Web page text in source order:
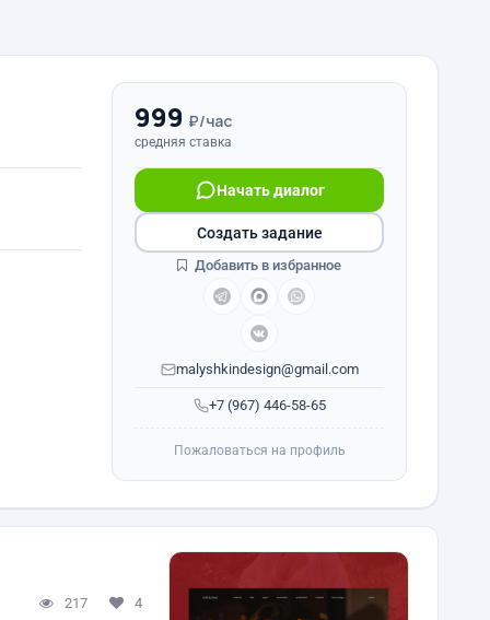
999 ₽/час
средняя ставка
+7 (967) 446-58-65
Начать диалог
malyshkindesign@gmail.com
Создать задание
Добавить в избранное
Пожаловаться на профиль
217 4